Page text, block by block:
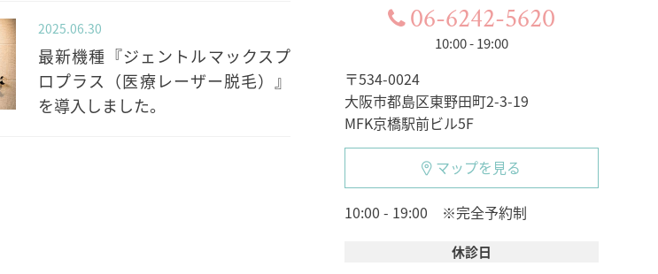
2025.06.30
最新機種『ジェントルマックスプ
ロプラス（医療レーザー脱毛）』
を導入しました。
06-6242-5620
10:00 - 19:00
〒534-0024
大阪市都島区東野田町2-3-19
MFK京橋駅前ビル5F
マップを見る
10:00 - 19:00 ※完全予約制
休診日